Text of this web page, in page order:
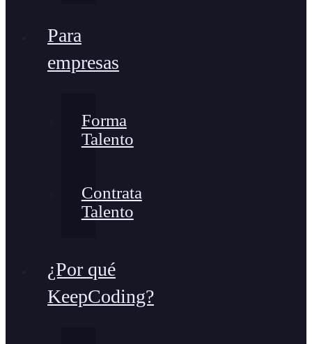
Para
empresas
Forma
Talento
Contrata
Talento
¿Por qué
KeepCoding?